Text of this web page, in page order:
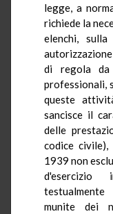
legge, a
richiede la
elenchi,
di regola da
professionali,
queste
sancisce il
delle
codice
1939 non
munite dei